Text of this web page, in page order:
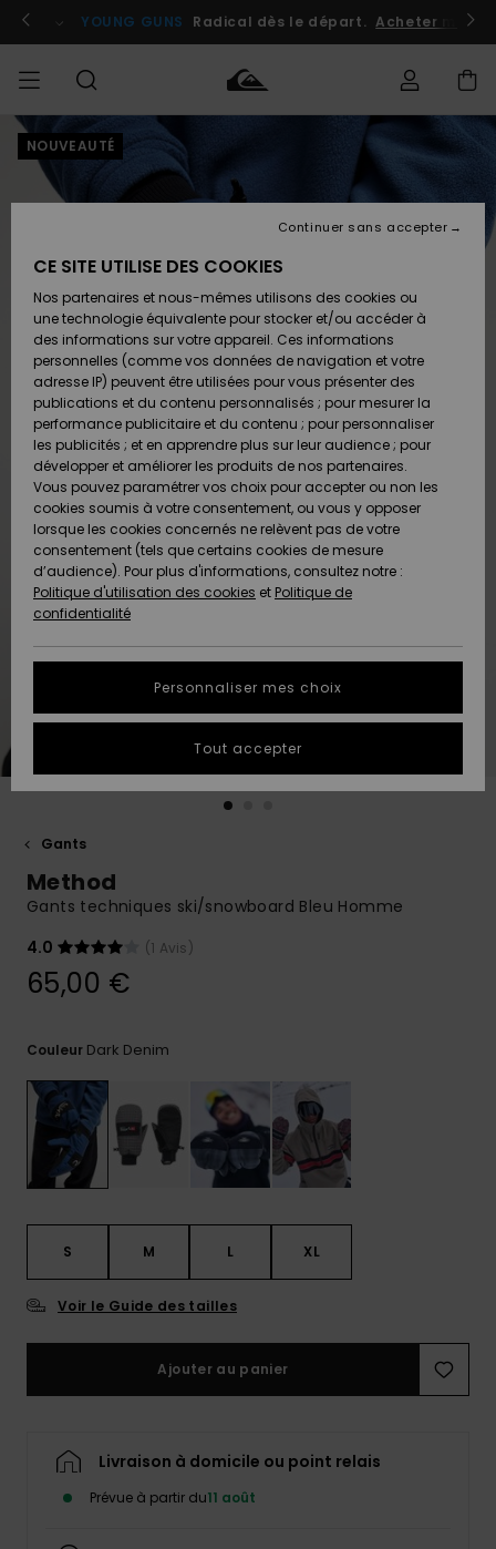
l'information
le
Se connecter / s'inscrire
YOUNG GUNS Radical dès le départ. Acheter
HOMME Vêtements
Chaussures
& Tongs
Surf
Snow
Nouveautés
A
Découvrir
Vêtements
Chaussures
& Tongs
Surf
Snow
Nouveautés
A
Découvrir
FEMME
Shop
A
Découvrir
Snow
SURF
Surf
Shop
Homme
Surf
Shop
Enfant
Highlights
Communauté
SNOW
Snow
Shop
Homme
Snow
Shop
Enfant
Snow
Shop
Femme
A
Découvrir
Communauté
OUTLET
Outlet
Homme
Enfant
Outlet
Femme
AIDE &
CONTACT
Accéder à
ma
commande
Retours
Paiement
Carte
Cadeau
Quiksilver
Freedom
Protection
des
tailles
conversation
à votre
Démarrer
réponses
questions
les plus
fréquentes
et notre
formulaire
contact.
Consulter
la FAQ
MAGASINS
QUIKSILVER
NOUVEAUTÉ
Gants
Method
Gants techniques ski/snowboard Bleu Homme
4.0
(1 Avis)
65,00 €
Couleur Dark Denim
S M L XL
Voir le Guide des tailles
Ajouter au panier
Livraison à domicile ou point relais
Prévue à partir du11 août
CE SITE UTILISE DES COOKIES
Nos partenaires et nous-mêmes utilisons des cookies ou
une technologie équivalente pour stocker et/ou accéder à
des informations sur votre appareil. Ces informations
personnelles (comme vos données de navigation et votre
adresse IP) peuvent être utilisées pour vous présenter des
publications et du contenu personnalisés ; pour mesurer la
performance publicitaire et du contenu ; pour personnaliser
les publicités ; et en apprendre plus sur leur audience ; pour
développer et améliorer les produits de nos partenaires.
Vous pouvez paramétrer vos choix pour accepter ou non les
cookies soumis à votre consentement, ou vous y opposer
lorsque les cookies concernés ne relèvent pas de votre
consentement (tels que certains cookies de mesure
d’audience). Pour plus d'informations, consultez notre :
Politique d'utilisation des cookies et Politique de
confidentialité
Personnaliser mes choix
Continuer sans accepter
Tout accepter